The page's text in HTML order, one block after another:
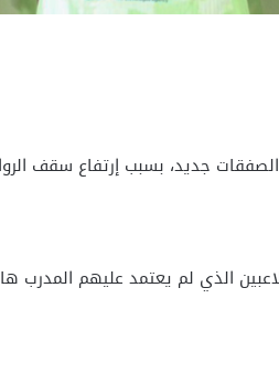
جديد، بسبب إرتفاع سقف
الذي لم يعتمد عليهم المدرب